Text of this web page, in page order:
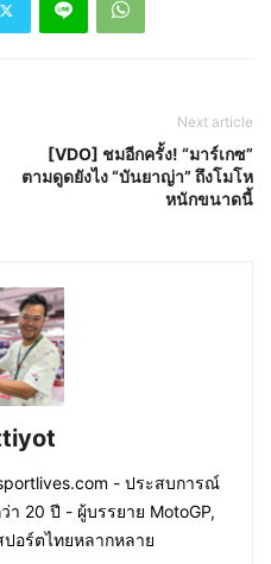
Next article
[VDO] ชมอีกครั้ง! “มาร์เกซ”
ตามดูดยังไง “บันยาญ่า” ถึงโมโห
หนักขนาดนี้
- ประสบการณ์
า 20 ปี - ผู้บรรยาย MotoGP,
ปอร์ตไทยหลากหลาย